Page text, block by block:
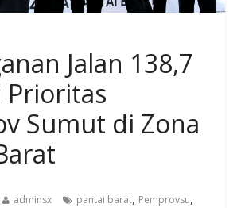
Jalan 138,7
Prioritas
Sumut di Zona
adminsx pantai barat, Pemprovsu,